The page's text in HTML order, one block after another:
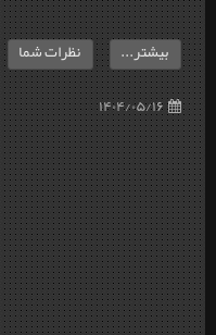
۱۴۰۴/۰۵/۱۶
بیشتر... نظرات شما